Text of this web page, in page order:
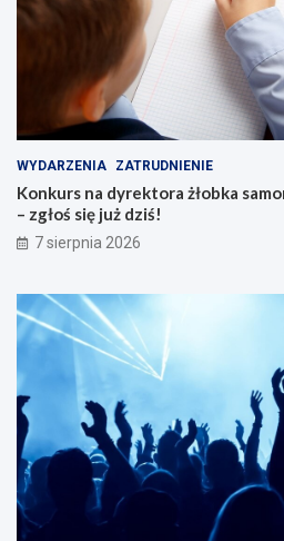
WYDARZENIA ZATRUDNIENIE
Konkurs na dyrektora żłobka
– zgłoś się już dziś!
7 sierpnia 2026